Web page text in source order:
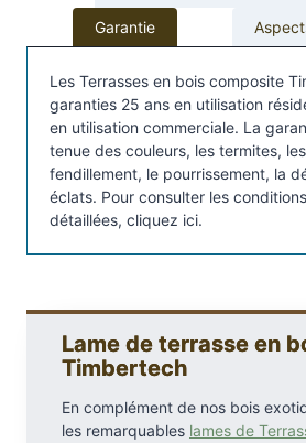
s
e
T
i
m
c
L
a
Garantie
Les Terrasses en bois composite
garanties 25 ans en utilisation
en utilisation commerciale. La
tenue des couleurs, les termites,
fendillement, le pourrissement, la
éclats. Pour consulter les
détaillées, cliquez ici.
Lame de terrasse en
Timbertech
En complément de nos bois
les remarquables lames de